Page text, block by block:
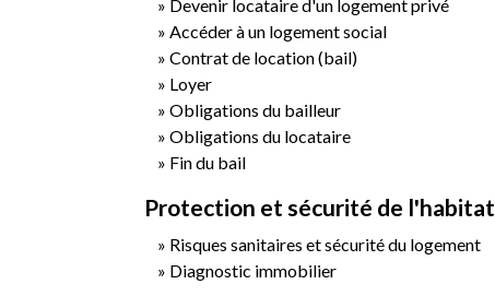
Devenir locataire d'un logement privé
Accéder à un logement social
Contrat de location (bail)
Loyer
Obligations du bailleur
Obligations du locataire
Fin du bail
Protection et sécurité de l'habitat
Risques sanitaires et sécurité du logement
Diagnostic immobilier